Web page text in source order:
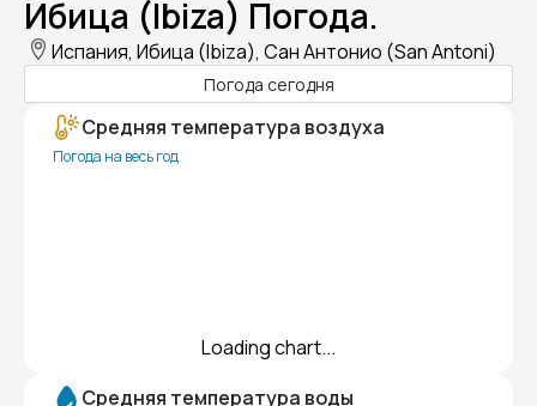
Ибица (Ibiza) Погода.
Испания, Ибица (Ibiza), Сан Антонио (San Antoni)
Погода сегодня
Средняя температура воздуха
Погода на весь год
Loading chart...
Средняя температура воды